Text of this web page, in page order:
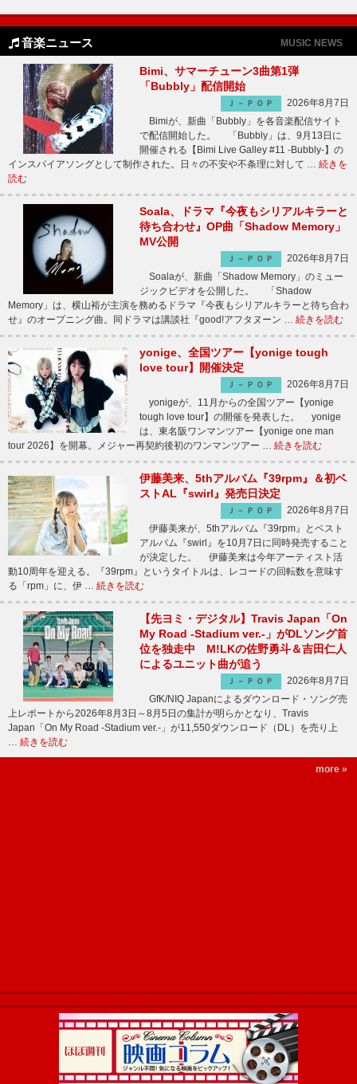
音楽ニュース MUSIC NEWS
Bimi、サマーチューン3曲第1弾
「Bubbly」配信開始
Ｊ－ＰＯＰ
2026年8月7日
Bimiが、新曲「Bubbly」を各音楽配信サイト
で配信開始した。 「Bubbly」は、9月13日に
開催される【Bimi Live Galley #11 -Bubbly-】の
インスパイアソングとして制作された。日々の不安や不条理に対して … 続きを
読む
Soala、ドラマ『今夜もシリアルキラーと
待ち合わせ』OP曲「Shadow Memory」
MV公開
Ｊ－ＰＯＰ
2026年8月7日
Soalaが、新曲「Shadow Memory」のミュー
ジックビデオを公開した。 「Shadow
Memory」は、横山裕が主演を務めるドラマ『今夜もシリアルキラーと待ち合わ
せ』のオープニング曲。同ドラマは講談社『good!アフタヌーン … 続きを読む
yonige、全国ツアー【yonige tough
love tour】開催決定
Ｊ－ＰＯＰ
2026年8月7日
yonigeが、11月からの全国ツアー【yonige
tough love tour】の開催を発表した。 yonige
は、東名阪ワンマンツアー【yonige one man
tour 2026】を開幕。メジャー再契約後初のワンマンツアー … 続きを読む
伊藤美来、5thアルバム『39rpm』＆初ベ
ストAL『swirl』発売日決定
Ｊ－ＰＯＰ
2026年8月7日
伊藤美来が、5thアルバム『39rpm』とベスト
アルバム『swirl』を10月7日に同時発売すること
が決定した。 伊藤美来は今年アーティスト活
動10周年を迎える。『39rpm』というタイトルは、レコードの回転数を意味す
る「rpm」に、伊 … 続きを読む
【先ヨミ・デジタル】Travis Japan「On
My Road -Stadium ver.-」がDLソング首
位を独走中 M!LKの佐野勇斗＆吉田仁人
によるユニット曲が追う
Ｊ－ＰＯＰ
2026年8月7日
GfK/NIQ Japanによるダウンロード・ソング売
上レポートから2026年8月3日～8月5日の集計が明らかとなり、Travis
Japan「On My Road -Stadium ver.-」が11,550ダウンロード（DL）を売り上
… 続きを読む
more »